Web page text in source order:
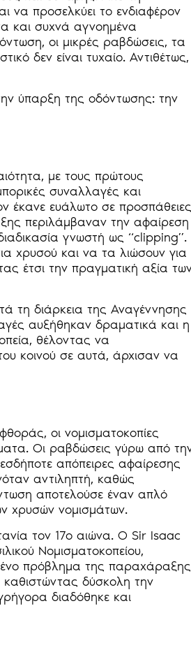
να προσελκύει το ενδιαφέρον
και συχνά αγνοημένα
οι μικρές ραβδώσεις, τα
δεν είναι τυχαίο. Αντιθέτως,
ύπαρξη της οδόντωσης: την
με τους πρώτους
συναλλαγές και
έκανε ευάλωτο σε προσπάθειες
περιλάμβαναν την αφαίρεση
γνωστή ως “clipping”.
χρυσού και να τα λιώσουν για
έτσι την πραγματική αξία
τη διάρκεια της Αναγέννησης
αυξήθηκαν δραματικά και η
θέλοντας να
κοινού σε αυτά, άρχισαν να
οι νομισματοκοπίες
Οι ραβδώσεις γύρω από
απόπειρες αφαίρεσης
αντιληπτή, καθώς
αποτελούσε έναν απλό
χρυσών νομισμάτων.
τον 17ο αιώνα. Ο Sir Isaac
Νομισματοκοπείου,
πρόβλημα της
δύσκολη την
διαδόθηκε και